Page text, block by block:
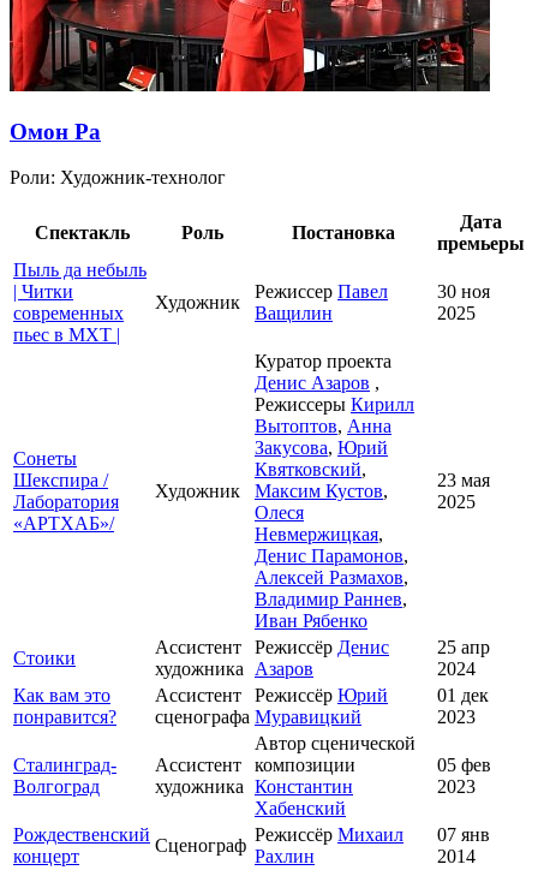
Омон Ра
Роли: Художник-технолог
Спектакль Роль Постановка
Дата
премьеры
Пыль да небыль
| Читки
современных
пьес в МХТ |
Художник
Режиссер Павел
Ващилин
30 ноя
2025
Сонеты
Шекспира /
Лаборатория
«АРТХАБ»/
Художник
Куратор проекта
Денис Азаров ,
Режиссеры Кирилл
Вытоптов, Анна
Закусова, Юрий
Квятковский,
Максим Кустов,
Олеся
Невмержицкая,
Денис Парамонов,
Алексей Размахов,
Владимир Раннев,
Иван Рябенко
23 мая
2025
Стоики
Ассистент
художника
Режиссёр Денис
Азаров
25 апр
2024
Как вам это
понравится?
Ассистент
сценографа
Режиссёр Юрий
Муравицкий
01 дек
2023
Сталинград-
Волгоград
Ассистент
художника
Автор сценической
композиции
Константин
Хабенский
05 фев
2023
Рождественский
концерт
Сценограф
Режиссёр Михаил
Рахлин
07 янв
2014